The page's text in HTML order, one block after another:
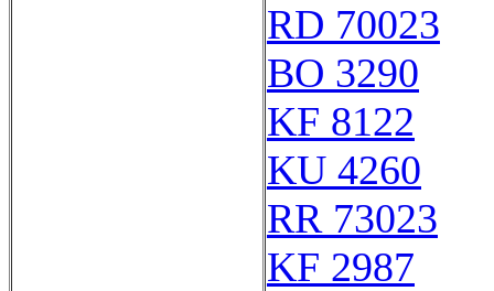
RD 70023
BO 3290
KF 8122
KU 4260
RR 73023
KF 2987